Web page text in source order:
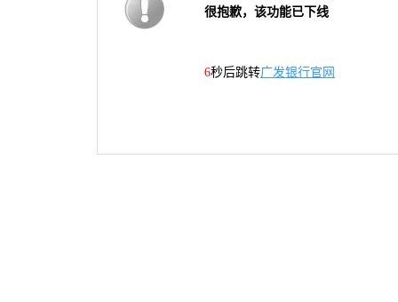
很抱歉，该功能已下线
5秒后跳转广发银行官网